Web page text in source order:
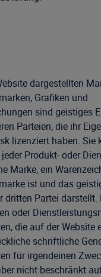
dargestellten
Grafiken und
sind geistiges
Parteien, die ihr
lizenziert haben. Sie
Produkt- oder
Marke, ein
ist und das
dritten Partei darstellt.
oder
die auf der Website
schriftliche
für irgendeinen
nicht beschränkt